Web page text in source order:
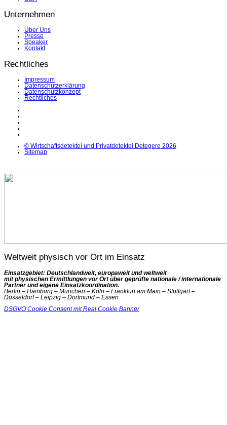
Unternehmen
Über Uns
Presse
Speaker
Kontakt
Rechtliches
Impressum
Datenschutzerklärung
Datenschutzkonzept
Rechtliches
© Wirtschaftsdetektei und Privatdetektei Detegere 2026
Sitemap
Weltweit physisch vor Ort im Einsatz
Einsatzgebiet: Deutschlandweit, europaweit und weltweit
mit physischen Ermittlungen vor Ort über geprüfte nationale / internationale
Partner und eigene Einsatzkoordination.
Berlin – Hamburg – München – Köln – Frankfurt am Main – Stuttgart –
Düsseldorf – Leipzig – Dortmund – Essen
DSGVO Cookie Consent mit Real Cookie Banner